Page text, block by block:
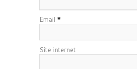
Email *
Site internet